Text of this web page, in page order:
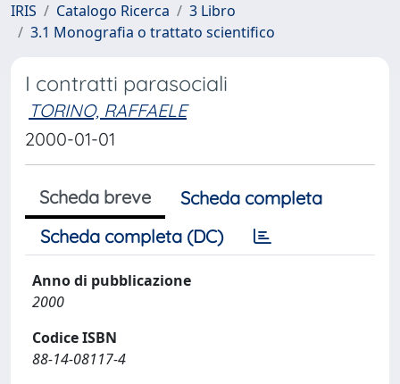
IRIS Catalogo Ricerca
3 Libro
3.1 Monografia o trattato scientifico
I contratti parasociali
TORINO, RAFFAELE
2000-01-01
Scheda breve
Scheda completa
Scheda completa (DC)
Anno di pubblicazione
2000
Codice ISBN
88-14-08117-4